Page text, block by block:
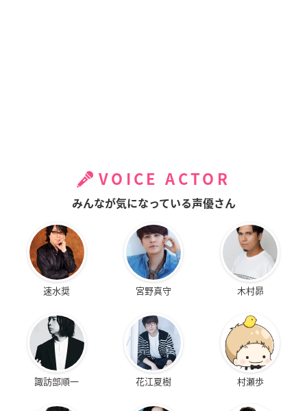
VOICE ACTOR
みんなが気になっている声優さん
速水奨 宮野真守 木村昴
諏訪部順一 花江夏樹 村瀬歩